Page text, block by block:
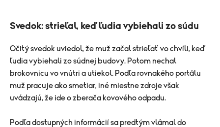
Svedok: strieľal, keď ľudia vybiehali zo súdu
Očitý svedok uviedol, že muž začal strieľať vo chvíli, keď
ľudia vybiehali zo súdnej budovy. Potom nechal
brokovnicu vo vnútri a utiekol. Podľa rovnakého portálu
muž pracuje ako smetiar, iné miestne zdroje však
uvádzajú, že ide o zberača kovového odpadu.
Podľa dostupných informácií sa predtým vlámal do